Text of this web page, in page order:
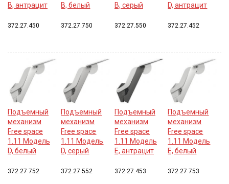
B, антрацит
372.27.450
B, белый
372.27.750
B, серый
372.27.550
D, антрацит
372.27.452
Подъемный
механизм
Free space
1.11 Модель
D, белый
372.27.752
Подъемный
механизм
Free space
1.11 Модель
D, серый
372.27.552
Подъемный
механизм
Free space
1.11 Модель
E, антрацит
372.27.453
Подъемный
механизм
Free space
1.11 Модель
E, белый
372.27.753